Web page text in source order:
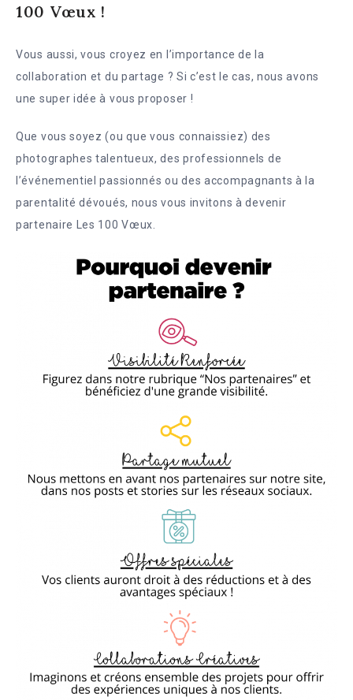
100 Vœux !
Vous aussi, vous croyez en l’importance de la
collaboration et du partage ? Si c’est le cas, nous avons
une super idée à vous proposer !
Que vous soyez (ou que vous connaissiez) des
photographes talentueux, des professionnels de
l’événementiel passionnés ou des accompagnants à la
parentalité dévoués, nous vous invitons à devenir
partenaire Les 100 Vœux.